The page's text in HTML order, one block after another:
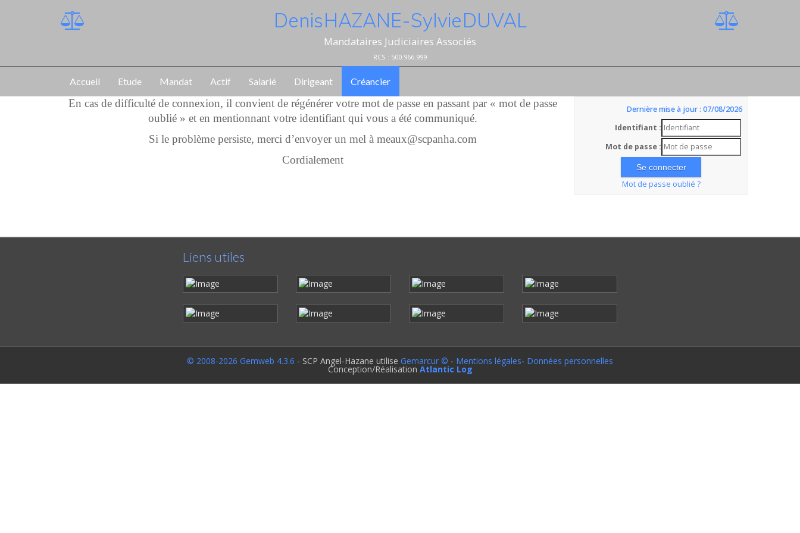
Denis HAZANE - Sylvie DUVAL
Mandataires Judiciaires Associés
RCS : 500.966.999
Accueil Etude Mandat Actif Salarié Dirigeant Créancier
En cas de difficulté de connexion, il convient de régénérer votre mot de passe en passant par « mot de passe
oublié » et en mentionnant votre identifiant qui vous a été communiqué.
Si le problème persiste, merci d’envoyer un mel à meaux@scpanha.com
Cordialement
Dernière mise à jour : 07/08/2026
Identifiant :
Mot de passe :
Mot de passe oublié ?
Liens utiles
© 2008-2026 Gemweb 4.3.6 - SCP Angel-Hazane utilise Gemarcur © - Mentions légales- Données personnelles
Conception/Réalisation Atlantic Log